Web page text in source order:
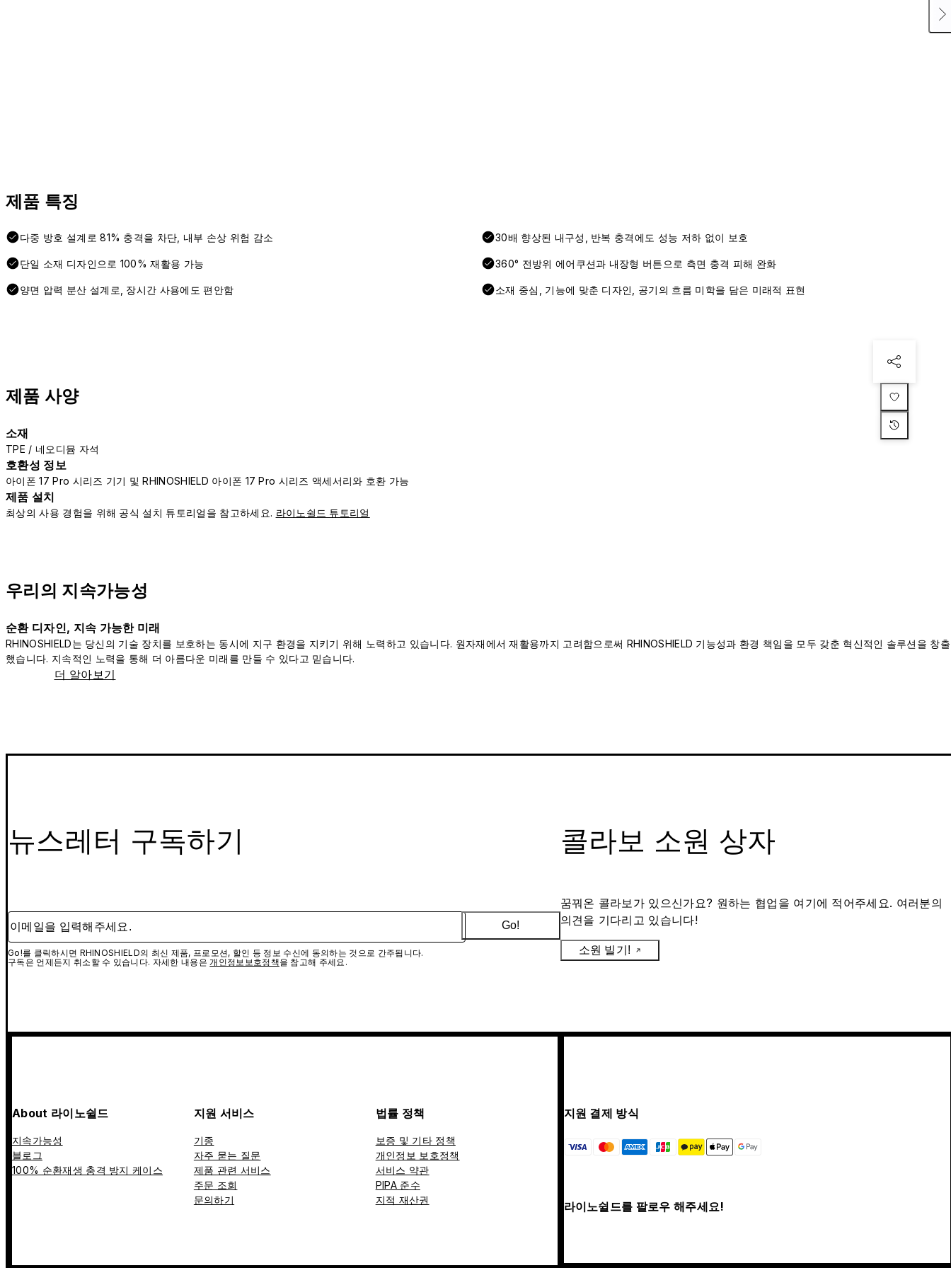
제품 특징
다중 방호 설계로 81% 충격을 차단, 내부 손상 위험 감소 30배 향상된 내구성, 반복 충격에도 성능 저하 없이 보호
단일 소재 디자인으로 100% 재활용 가능 360° 전방위 에어쿠션과 내장형 버튼으로 측면 충격 피해 완화
양면 압력 분산 설계로, 장시간 사용에도 편안함 소재 중심, 기능에 맞춘 디자인, 공기의 흐름 미학을 담은 미래적 표현
제품 사양
소재
TPE / 네오디뮴 자석
호환성 정보
아이폰 17 Pro 시리즈 기기 및 RHINOSHIELD 아이폰 17 Pro 시리즈 액세서리와 호환 가능
제품 설치
최상의 사용 경험을 위해 공식 설치 튜토리얼을 참고하세요. 라이노쉴드 튜토리얼
우리의 지속가능성
순환 디자인, 지속 가능한 미래
RHINOSHIELD는 당신의 기술 장치를 보호하는 동시에 지구 환경을 지키기 위해 노력하고 있습니다. 원자재에서 재활용까지 고려함으로써 RHINOSHIELD 기능성과 환경 책임을 모두 갖춘 혁신적인 솔루션을 창출
했습니다. 지속적인 노력을 통해 더 아름다운 미래를 만들 수 있다고 믿습니다.
더 알아보기
뉴스레터 구독하기
이메일을 입력해주세요.
Go!를 클릭하시면 RHINOSHIELD의 최신 제품, 프로모션, 할인 등 정보 수신에 동의하는 것으로 간주됩니다.
구독은 언제든지 취소할 수 있습니다. 자세한 내용은개인정보보호정책을 참고해 주세요.
Go!
콜라보 소원 상자
꿈꿔온 콜라보가 있으신가요? 원하는 협업을 여기에 적어주세요. 여러분의
의견을 기다리고 있습니다!
소원 빌기!
About 라이노쉴드
지속가능성
블로그
100% 순환재생 충격 방지 케이스
지원 서비스
기종
자주 묻는 질문
제품 관련 서비스
주문 조회
문의하기
법률 정책
보증 및 기타 정책
개인정보 보호정책
서비스 약관
PIPA 준수
지적 재산권
지원 결제 방식
라이노쉴드를 팔로우 해주세요!